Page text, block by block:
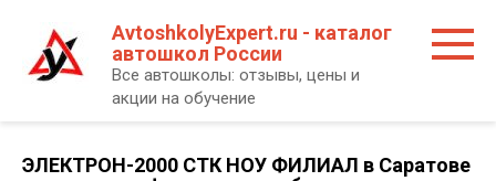
контенту
AvtoshkolyExpert.ru - каталог
автошкол России
Все автошколы: отзывы, цены и
акции на обучение
ЭЛЕКТРОН-2000 СТК НОУ ФИЛИАЛ в Саратове